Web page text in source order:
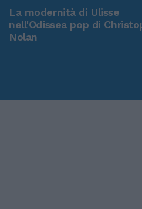
La modernità di Ulisse
nell'Odissea pop di
Nolan